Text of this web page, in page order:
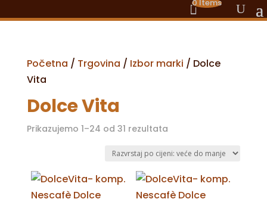
0 Items
Početna / Trgovina / Izbor marki / Dolce
Vita
Dolce Vita
Prikazujemo 1–24 od 31 rezultataPoredano
cijeni:
od
visoke